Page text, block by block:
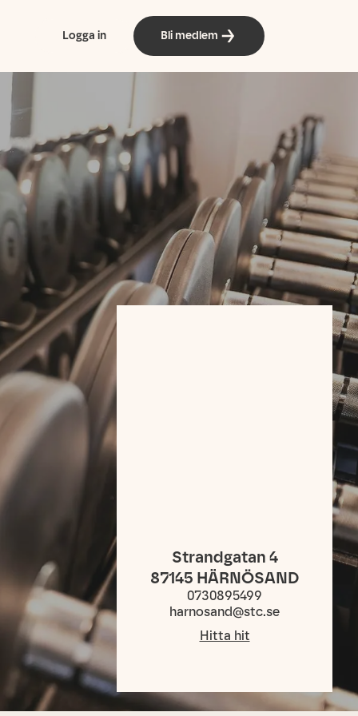
Logga in Bli medlem
Strandgatan 4
87145 HÄRNÖSAND
0730895499
harnosand@stc.se
Hitta hit